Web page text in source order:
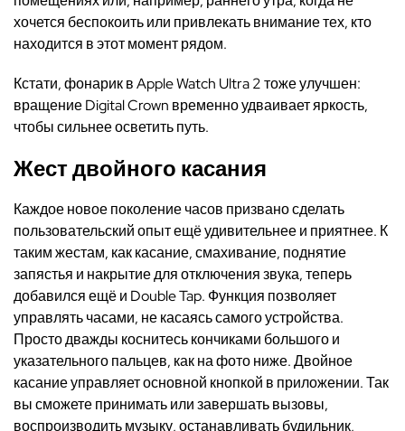
хочется беспокоить или привлекать внимание тех, кто
находится в этот момент рядом.
Кстати, фонарик в Apple Watch Ultra 2 тоже улучшен:
вращение Digital Crown временно удваивает яркость,
чтобы сильнее осветить путь.
Жест двойного касания
Каждое новое поколение часов призвано сделать
пользовательский опыт ещё удивительнее и приятнее. К
таким жестам, как касание, смахивание, поднятие
запястья и накрытие для отключения звука, теперь
добавился ещё и Double Tap. Функция позволяет
управлять часами, не касаясь самого устройства.
Просто дважды коснитесь кончиками большого и
указательного пальцев, как на фото ниже. Двойное
касание управляет основной кнопкой в приложении. Так
вы сможете принимать или завершать вызовы,
воспроизводить музыку, останавливать будильник,